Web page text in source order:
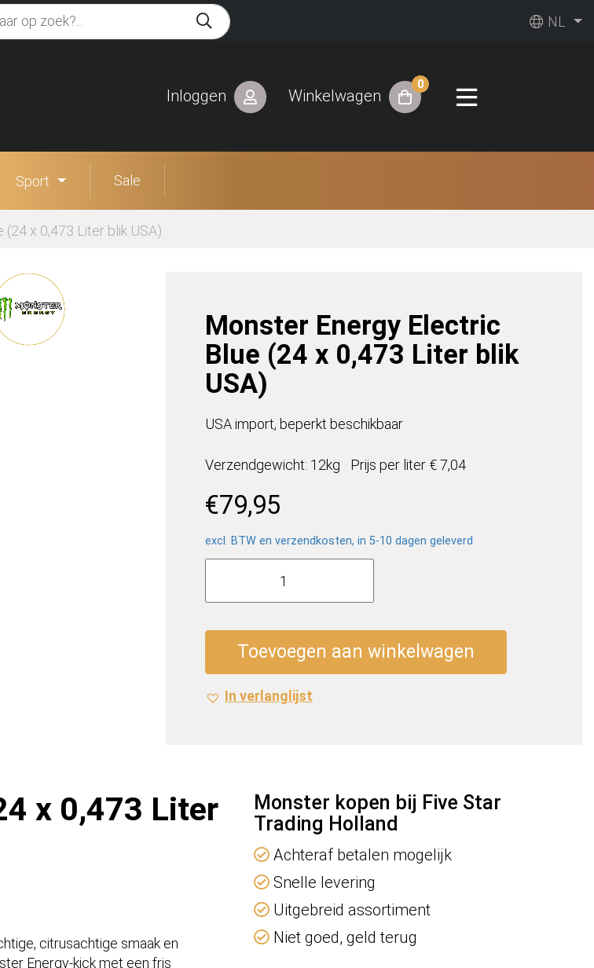
NL
Inloggen Winkelwagen
0
Sport Sale
x 0,473 Liter blik USA)
Monster Energy Electric
Blue (24 x 0,473 Liter blik
USA)
USA import, beperkt beschikbaar
Verzendgewicht: 12kg Prijs per liter € 7,04
€79,95
excl. BTW en verzendkosten, in 5-10 dagen geleverd
Monster
Electric
0,473
Liter
Toevoegen aan winkelwagen
In verlanglijst
x 0,473 Liter
citrusachtige smaak en
Energy-kick met een fris
Monster kopen bij Five Star
Trading Holland
Achteraf betalen mogelijk
Snelle levering
Uitgebreid assortiment
Niet goed, geld terug